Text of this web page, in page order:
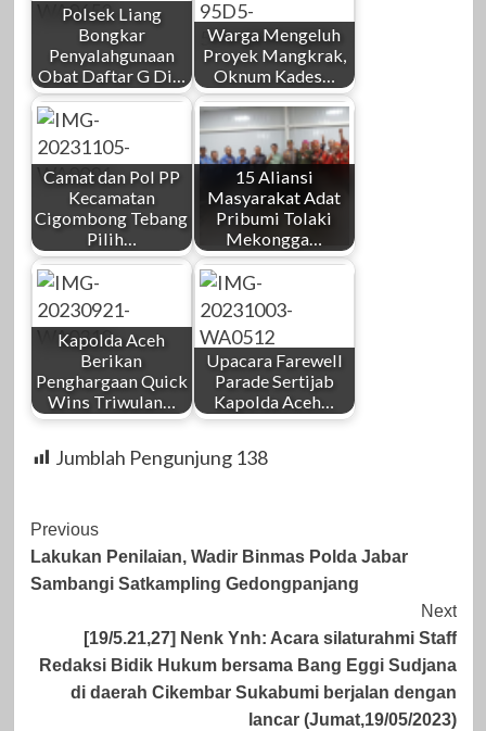
Polsek Liang
Bongkar
Penyalahgunaan
Obat Daftar G Di…
Warga Mengeluh
Proyek Mangkrak,
Oknum Kades…
Camat dan Pol PP
Kecamatan
Cigombong Tebang
Pilih…
15 Aliansi
Masyarakat Adat
Pribumi Tolaki
Mekongga…
Kapolda Aceh
Berikan
Penghargaan Quick
Wins Triwulan…
Upacara Farewell
Parade Sertijab
Kapolda Aceh…
Jumblah Pengunjung 138
Post
Navigation
Previous
Lakukan Penilaian, Wadir Binmas Polda Jabar
Sambangi Satkampling Gedongpanjang
Next
[19/5.21,27] Nenk Ynh: Acara silaturahmi Staff
Redaksi Bidik Hukum bersama Bang Eggi Sudjana
di daerah Cikembar Sukabumi berjalan dengan
lancar (Jumat,19/05/2023)